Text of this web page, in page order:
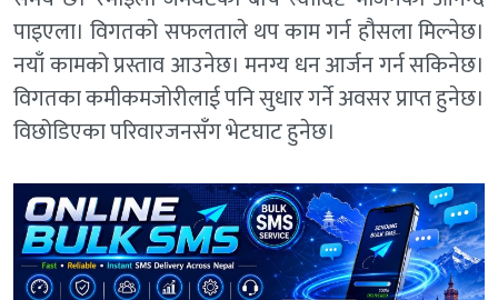
पाइएला। विगतको सफलताले थप काम गर्न हौसला मिल्नेछ।
नयाँ कामको प्रस्ताव आउनेछ। मनग्य धन आर्जन गर्न सकिनेछ।
विगतका कमीकमजोरीलाई पनि सुधार गर्ने अवसर प्राप्त हुनेछ।
विछोडिएका परिवारजनसँग भेटघाट हुनेछ।